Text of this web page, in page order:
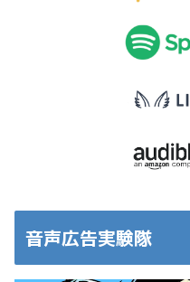
音声広告実験隊